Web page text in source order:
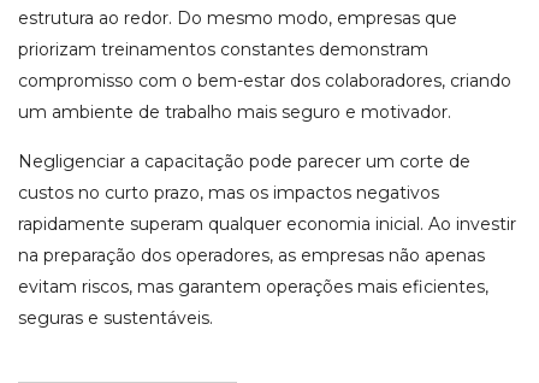
estrutura ao redor. Do mesmo modo, empresas que
priorizam treinamentos constantes demonstram
compromisso com o bem-estar dos colaboradores, criando
um ambiente de trabalho mais seguro e motivador.
Negligenciar a capacitação pode parecer um corte de
custos no curto prazo, mas os impactos negativos
rapidamente superam qualquer economia inicial. Ao investir
na preparação dos operadores, as empresas não apenas
evitam riscos, mas garantem operações mais eficientes,
seguras e sustentáveis.